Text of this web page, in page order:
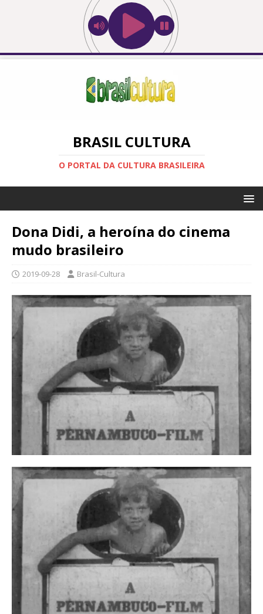
BRASIL CULTURA
O PORTAL DA CULTURA BRASILEIRA
Dona Didi, a heroína do cinema
mudo brasileiro
2019-09-28 Brasil-Cultura